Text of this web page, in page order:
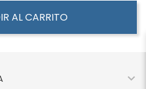
AL CARRITO
